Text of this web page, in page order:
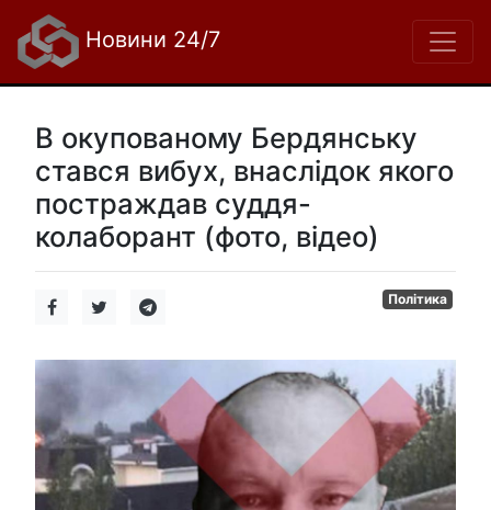
Новини 24/7
В окупованому Бердянську
стався вибух, внаслідок якого
постраждав суддя-
колаборант (фото, відео)
Політика